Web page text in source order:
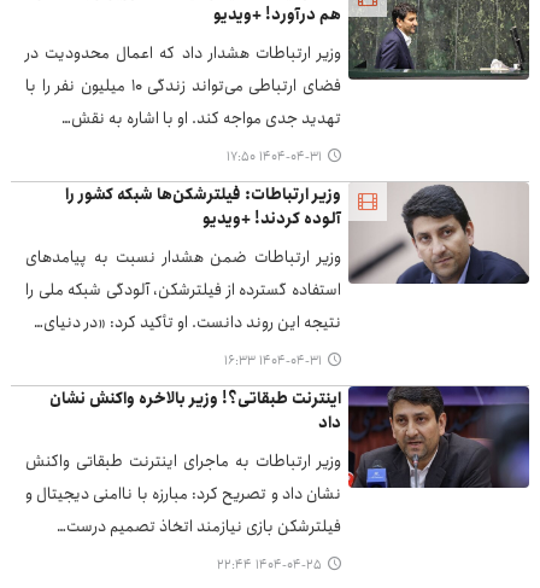
هم درآورد! +ویدیو
وزیر ارتباطات هشدار داد که اعمال محدودیت در
فضای ارتباطی می‌تواند زندگی ۱۰ میلیون نفر را با
تهدید جدی مواجه کند. او با اشاره به نقش…
۱۴۰۴-۰۴-۳۱ ۱۷:۵۰
وزیر ارتباطات: فیلترشکن‌ها شبکه کشور را
آلوده کردند! +ویدیو
وزیر ارتباطات ضمن هشدار نسبت به پیامدهای
استفاده گسترده از فیلترشکن، آلودگی شبکه ملی را
نتیجه این روند دانست. او تأکید کرد: «در دنیای…
۱۴۰۴-۰۴-۳۱ ۱۶:۳۳
اینترنت طبقاتی؟! وزیر بالاخره واکنش نشان
داد
وزیر ارتباطات به ماجرای اینترنت طبقاتی واکنش
نشان داد و تصریح کرد: مبارزه با ناامنی دیجیتال و
فیلترشکن بازی نیازمند اتخاذ تصمیم درست…
۱۴۰۴-۰۴-۲۵ ۲۲:۴۴